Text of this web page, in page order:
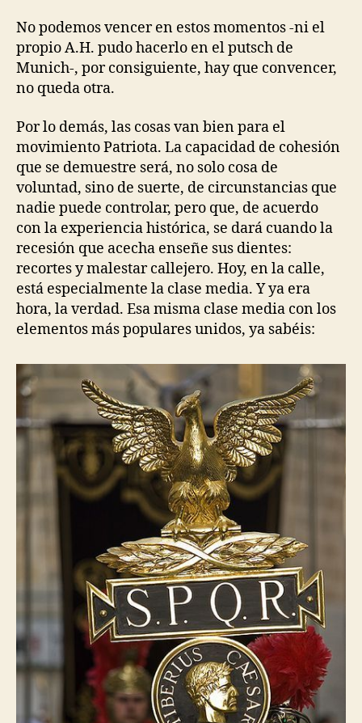
No podemos vencer en estos momentos -ni el
propio A.H. pudo hacerlo en el putsch de
Munich-, por consiguiente, hay que convencer,
no queda otra.
Por lo demás, las cosas van bien para el
movimiento Patriota. La capacidad de cohesión
que se demuestre será, no solo cosa de
voluntad, sino de suerte, de circunstancias que
nadie puede controlar, pero que, de acuerdo
con la experiencia histórica, se dará cuando la
recesión que acecha enseñe sus dientes:
recortes y malestar callejero. Hoy, en la calle,
está especialmente la clase media. Y ya era
hora, la verdad. Esa misma clase media con los
elementos más populares unidos, ya sabéis: